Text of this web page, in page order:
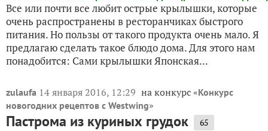
Все или почти все любит острые крылышки, которые
очень распространены в ресторанчиках быстрого
питания. Но пользы от такого продукта очень мало. Я
предлагаю сделать такое блюдо дома. Для этого нам
понадобится: Сами крылышки Японская...
zulaufa 14 января 2016, 12:29 на конкурс «Конкурс
новогодних рецептов с Westwing»
Пастрома из куриных грудок 65